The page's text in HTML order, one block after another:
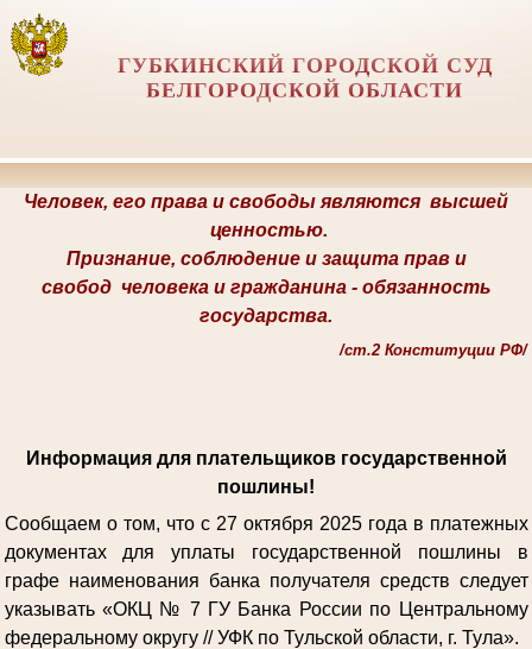
ГУБКИНСКИЙ ГОРОДСКОЙ СУД
БЕЛГОРОДСКОЙ ОБЛАСТИ
Человек, его права и свободы являются высшей
ценностью.
Признание, соблюдение и защита прав и
свобод человека и гражданина - обязанность
государства.
/ст.2 Конституции РФ/
Информация для плательщиков государственной
пошлины!
Сообщаем о том, что с 27 октября 2025 года в платежных
документах для уплаты государственной пошлины в
графе наименования банка получателя средств следует
указывать «ОКЦ № 7 ГУ Банка России по Центральному
федеральному округу // УФК по Тульской области, г. Тула».